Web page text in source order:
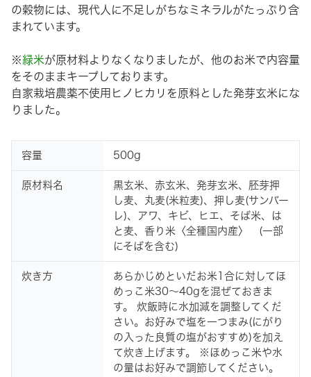
の穀物には、現代人に不足しがちなミネラルがたっぷり含
まれています。
※緑米が原材料よりなくなりましたが、他のお米で内容量
をそのままキープしております。
自家栽培農薬不使用ヒノヒカリを原料とした発芽玄米にな
りました。
容量 500g
原材料名
黒玄米、赤玄米、発芽玄米、胚芽押
し麦、丸麦(米粒麦)、押し麦(サンバー
レ)、アワ、キビ、ヒエ、そば米、は
と麦、香り米〈全種国内産〉 (一部
にそばを含む)
炊き方
あらかじめといだお米1合に対してほ
めっこ米30～40gを混ぜておきま
す。 炊飯時に水加減を調整してくだ
さい。お好みで塩を一つまみ(にがり
の入った良質の塩がおすすめ)を加え
て炊き上げます。 ※ほめっこ米や水
の量はお好みで調節してください。